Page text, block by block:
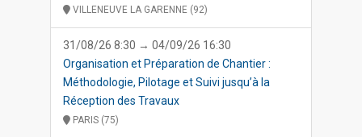
VILLENEUVE LA GARENNE (92)
31/08/26 8:30 → 04/09/26 16:30
Organisation et Préparation de Chantier :
Méthodologie, Pilotage et Suivi jusqu’à la
Réception des Travaux
PARIS (75)